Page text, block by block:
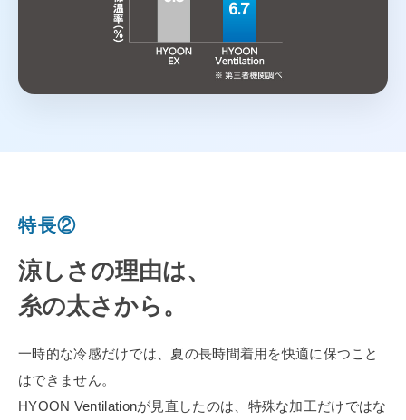
特長②
涼しさの理由は、
糸の太さから。
一時的な冷感だけでは、夏の長時間着用を快適に保つこと
はできません。
HYOON Ventilationが見直したのは、特殊な加工だけではな